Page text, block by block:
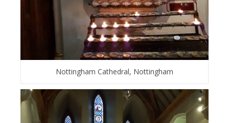
Nottingham Cathedral, Nottingham